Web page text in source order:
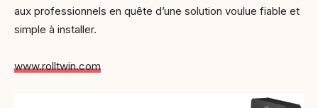
aux professionnels en quête d’une solution voulue fiable et
simple à installer.
www.rolltwin.com